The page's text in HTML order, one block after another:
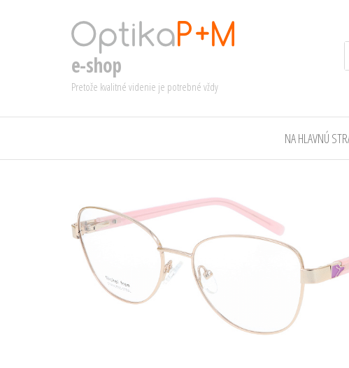
e-shop
Pretože kvalitné videnie je potrebné vždy
NA HLAVNÚ